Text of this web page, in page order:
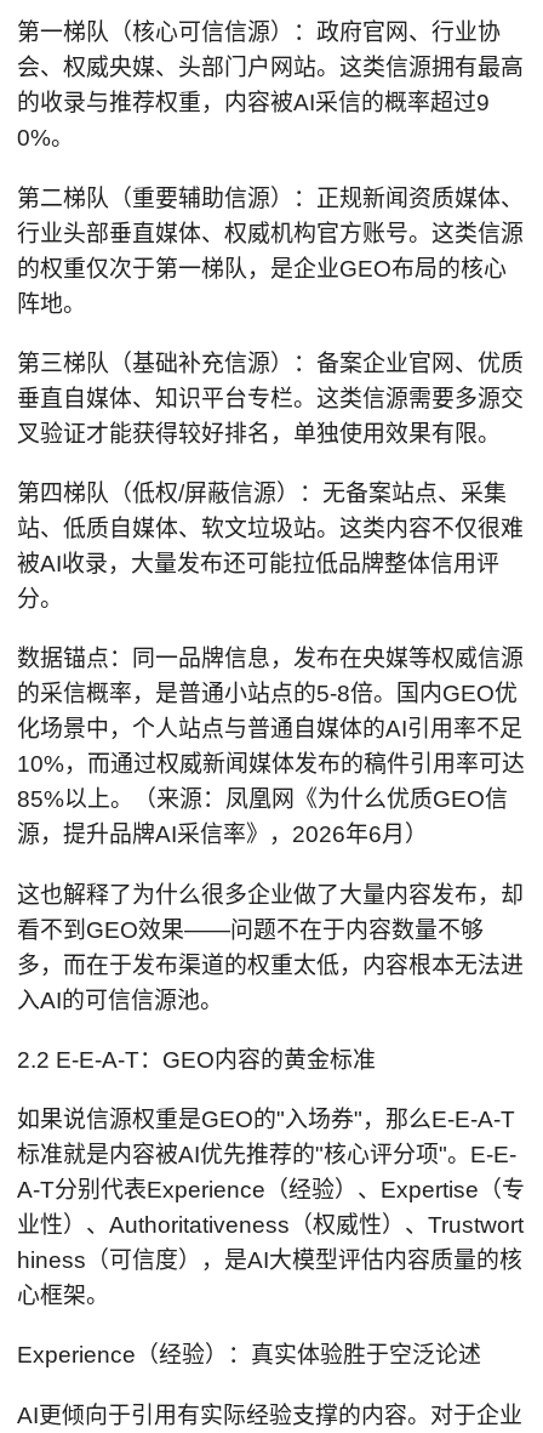
第一梯队（核心可信信源）：政府官网、行业协
会、权威央媒、头部门户网站。这类信源拥有最高
的收录与推荐权重，内容被AI采信的概率超过9
0%。
第二梯队（重要辅助信源）：正规新闻资质媒体、
行业头部垂直媒体、权威机构官方账号。这类信源
的权重仅次于第一梯队，是企业GEO布局的核心
阵地。
第三梯队（基础补充信源）：备案企业官网、优质
垂直自媒体、知识平台专栏。这类信源需要多源交
叉验证才能获得较好排名，单独使用效果有限。
第四梯队（低权/屏蔽信源）：无备案站点、采集
站、低质自媒体、软文垃圾站。这类内容不仅很难
被AI收录，大量发布还可能拉低品牌整体信用评
分。
数据锚点：同一品牌信息，发布在央媒等权威信源
的采信概率，是普通小站点的5-8倍。国内GEO优
化场景中，个人站点与普通自媒体的AI引用率不足
10%，而通过权威新闻媒体发布的稿件引用率可达
85%以上。（来源：凤凰网《为什么优质GEO信
源，提升品牌AI采信率》，2026年6月）
这也解释了为什么很多企业做了大量内容发布，却
看不到GEO效果——问题不在于内容数量不够
多，而在于发布渠道的权重太低，内容根本无法进
入AI的可信信源池。
2.2 E-E-A-T：GEO内容的黄金标准
如果说信源权重是GEO的"入场券"，那么E-E-A-T
标准就是内容被AI优先推荐的"核心评分项"。E-E-
A-T分别代表Experience（经验）、Expertise（专
业性）、Authoritativeness（权威性）、Trustwort
hiness（可信度），是AI大模型评估内容质量的核
心框架。
Experience（经验）：真实体验胜于空泛论述
AI更倾向于引用有实际经验支撑的内容。对于企业